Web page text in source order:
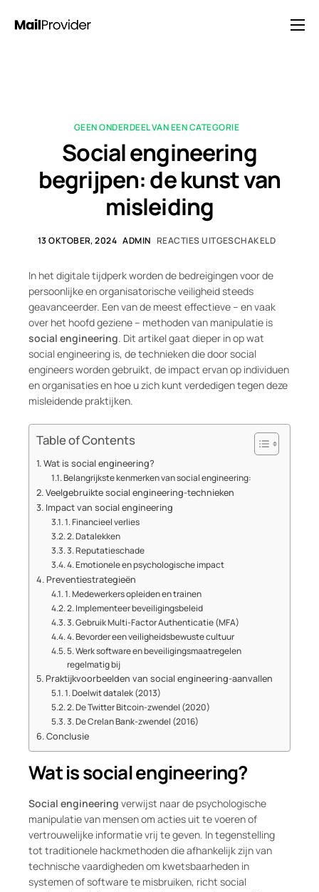
Neem contact op met
GEEN ONDERDEEL VAN EEN CATEGORIE
Social engineering
begrijpen: de kunst van
misleiding
13 OKTOBER, 2024 ADMIN REACTIES UITGESCHAKELD
In het digitale tijdperk worden de bedreigingen voor de
persoonlijke en organisatorische veiligheid steeds
geavanceerder. Een van de meest effectieve – en vaak
over het hoofd geziene – methoden van manipulatie is
social engineering. Dit artikel gaat dieper in op wat
social engineering is, de technieken die door social
engineers worden gebruikt, de impact ervan op individuen
en organisaties en hoe u zich kunt verdedigen tegen deze
misleidende praktijken.
Table of Contents
Wat is social engineering?
Belangrijkste kenmerken van social engineering:
Veelgebruikte social engineering-technieken
Impact van social engineering
1. Financieel verlies
2. Datalekken
3. Reputatieschade
4. Emotionele en psychologische impact
Preventiestrategieën
1. Medewerkers opleiden en trainen
2. Implementeer beveiligingsbeleid
3. Gebruik Multi-Factor Authenticatie (MFA)
4. Bevorder een veiligheidsbewuste cultuur
5. Werk software en beveiligingsmaatregelen
regelmatig bij
Praktijkvoorbeelden van social engineering-aanvallen
1. Doelwit datalek (2013)
2. De Twitter Bitcoin-zwendel (2020)
3. De Crelan Bank-zwendel (2016)
Conclusie
Wat is social engineering?
Social engineering verwijst naar de psychologische
manipulatie van mensen om acties uit te voeren of
vertrouwelijke informatie vrij te geven. In tegenstelling
tot traditionele hackmethoden die afhankelijk zijn van
technische vaardigheden om kwetsbaarheden in
systemen of software te misbruiken, richt social